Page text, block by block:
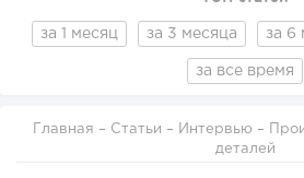
за 1 месяц за 3 месяца за 6
за все время
Главная – Статьи – Интервью
деталей